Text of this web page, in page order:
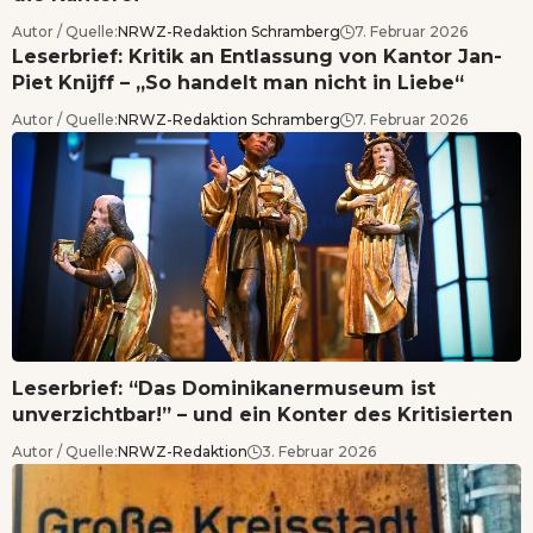
Autor / Quelle:NRWZ-Redaktion Schramberg 7. Februar 2026
Leserbrief: Kritik an Entlassung von Kantor Jan-
Piet Knijff – „So handelt man nicht in Liebe“
Autor / Quelle:NRWZ-Redaktion Schramberg 7. Februar 2026
Leserbrief: “Das Dominikanermuseum ist
unverzichtbar!” – und ein Konter des Kritisierten
Autor / Quelle:NRWZ-Redaktion 3. Februar 2026